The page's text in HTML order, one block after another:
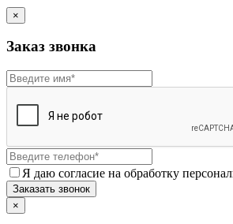
×
Заказ звонка
Я даю согласие на обработку
×